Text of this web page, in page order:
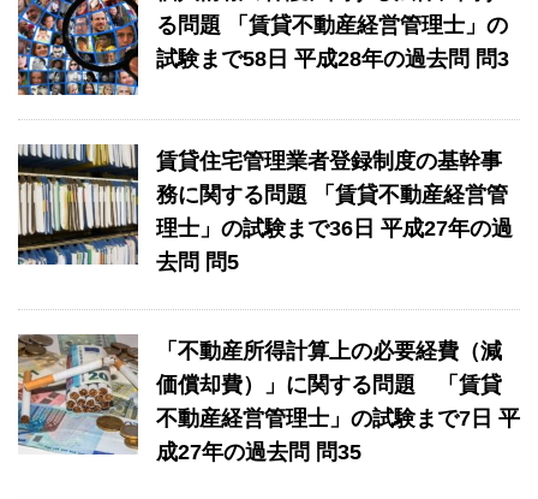
る問題 「賃貸不動産経営管理士」の
試験まで58日 平成28年の過去問 問3
賃貸住宅管理業者登録制度の基幹事
務に関する問題 「賃貸不動産経営管
理士」の試験まで36日 平成27年の過
去問 問5
「不動産所得計算上の必要経費（減
価償却費）」に関する問題 「賃貸
不動産経営管理士」の試験まで7日 平
成27年の過去問 問35